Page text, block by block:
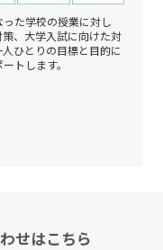
た学校の授業に対し
、大学入試に向けた対
ひとりの目標と目的に
トします。
せはこちら